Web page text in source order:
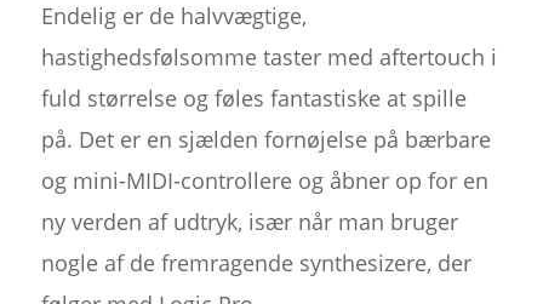
Endelig er de halvvægtige,
hastighedsfølsomme taster med aftertouch i
fuld størrelse og føles fantastiske at spille
på. Det er en sjælden fornøjelse på bærbare
og mini-MIDI-controllere og åbner op for en
ny verden af udtryk, især når man bruger
nogle af de fremragende synthesizere, der